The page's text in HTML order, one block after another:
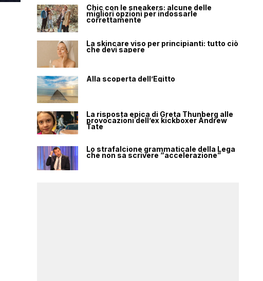
Chic con le sneakers: alcune delle
migliori opzioni per indossarle
correttamente
La skincare viso per principianti: tutto ciò
che devi sapere
Alla scoperta dell’Egitto
La risposta epica di Greta Thunberg alle
provocazioni dell’ex kickboxer Andrew
Tate
Lo strafalcione grammaticale della Lega
che non sa scrivere “accelerazione”